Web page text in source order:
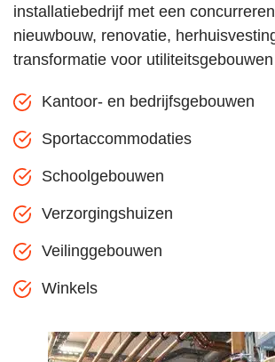
installatiebedrijf met een
nieuwbouw, renovatie,
transformatie voor
Kantoor- en bedrijfsgebouwen
Sportaccommodaties
Schoolgebouwen
Verzorgingshuizen
Veilinggebouwen
Winkels